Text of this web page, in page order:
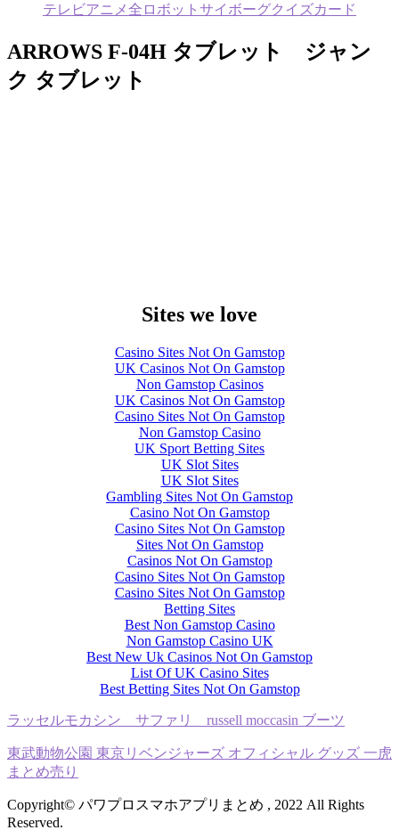
テレビアニメ全ロボットサイボーグクイズカード
ARROWS F-04H タブレット ジャン
ク タブレット
Sites we love
Casino Sites Not On Gamstop
UK Casinos Not On Gamstop
Non Gamstop Casinos
UK Casinos Not On Gamstop
Casino Sites Not On Gamstop
Non Gamstop Casino
UK Sport Betting Sites
UK Slot Sites
UK Slot Sites
Gambling Sites Not On Gamstop
Casino Not On Gamstop
Casino Sites Not On Gamstop
Sites Not On Gamstop
Casinos Not On Gamstop
Casino Sites Not On Gamstop
Casino Sites Not On Gamstop
Betting Sites
Best Non Gamstop Casino
Non Gamstop Casino UK
Best New Uk Casinos Not On Gamstop
List Of UK Casino Sites
Best Betting Sites Not On Gamstop
ラッセルモカシン サファリ russell moccasin ブーツ
東武動物公園 東京リベンジャーズ オフィシャル グッズ 一虎
まとめ売り
Copyright© パワプロスマホアプリまとめ , 2022 All Rights
Reserved.